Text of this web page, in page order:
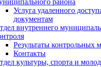
района
Услуга удаленного
документам
внутреннего
Результаты контрольных
Контакты
культуры, спорта и